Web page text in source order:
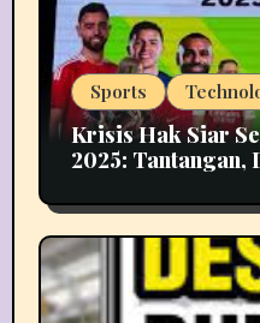
Sports
Krisis Hak Siar
2025: Tantangan,